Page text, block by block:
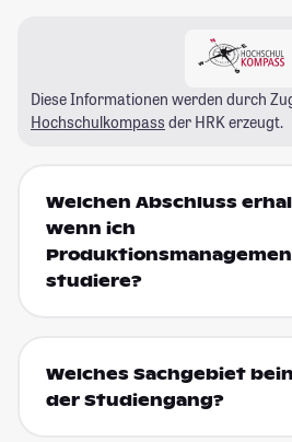
Diese Informationen werden durch
Hochschulkompass der HRK erzeugt.
Welchen Abschluss
wenn ich
studiere?
Welches Sachgebiet
der Studiengang?